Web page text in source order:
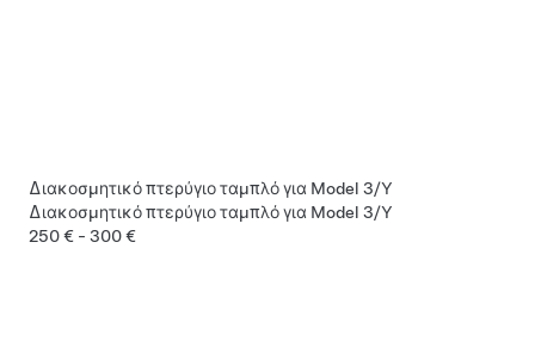
Διακοσμητικό πτερύγιο ταμπλό για Model 3/Y
Διακοσμητικό πτερύγιο ταμπλό για Model 3/Y
250 € - 300 €